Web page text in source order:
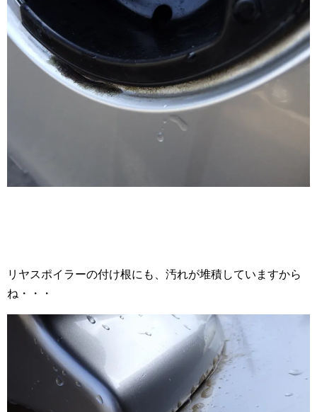
リヤスポイラーの付け根にも、汚れが堆積していますから
ね・・・